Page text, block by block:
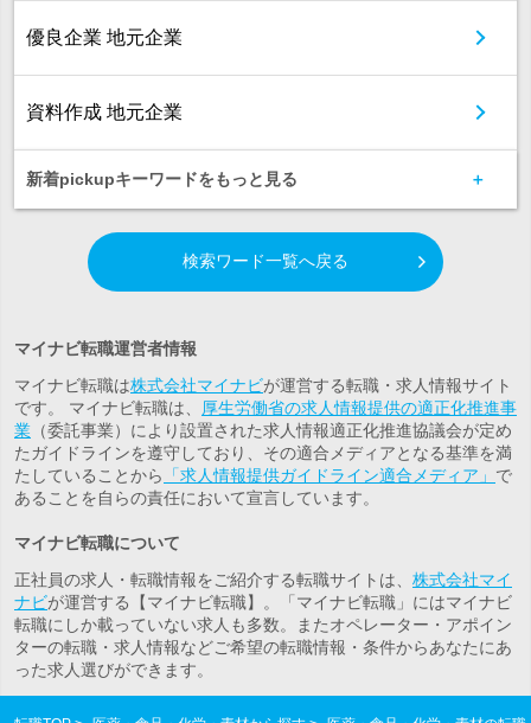
優良企業 地元企業
資料作成 地元企業
新着pickupキーワードをもっと見る
検索ワード一覧へ戻る
マイナビ転職運営者情報
マイナビ転職は株式会社マイナビが運営する転職・求人情報サイト
です。 マイナビ転職は、
厚生労働省の求人情報提供の適正化推進事
業 （委託事業）により設置された求人情報適正化推進協議会が定め
たガイドラインを遵守しており、その適合メディアとなる基準を満
たしていることから
「求人情報提供ガイドライン適合メディア」 で
あることを自らの責任において宣言しています。
マイナビ転職について
正社員の求人・転職情報をご紹介する転職サイトは、 株式会社マイ
ナビが運営する【マイナビ転職】。「マイナビ転職」にはマイナビ
転職にしか載っていない求人も多数。またオペレーター・アポイン
ターの転職・求人情報などご希望の転職情報・条件からあなたにあ
った求人選びができます。